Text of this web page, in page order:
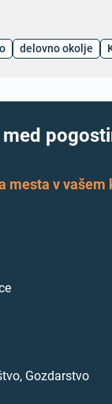
delovno okolje
mesta v vašem
Gozdarstvo